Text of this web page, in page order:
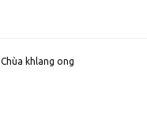
Chùa khlang ong